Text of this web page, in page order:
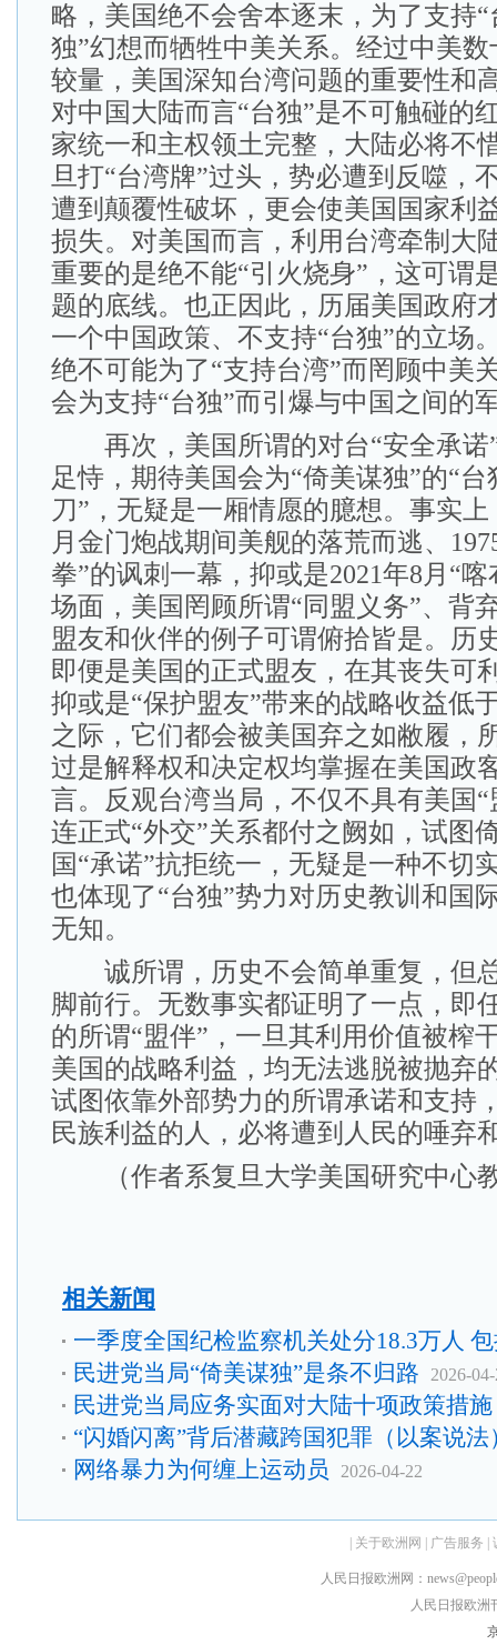
略，美国绝不会舍本逐末，为了支持“
独”幻想而牺牲中美关系。经过中美
较量，美国深知台湾问题的重要性和
对中国大陆而言“台独”是不可触碰的
家统一和主权领土完整，大陆必将不
旦打“台湾牌”过头，势必遭到反噬，
遭到颠覆性破坏，更会使美国国家利
损失。对美国而言，利用台湾牵制大
重要的是绝不能“引火烧身”，这可谓
题的底线。也正因此，历届美国政府
一个中国政策、不支持“台独”的立场
绝不可能为了“支持台湾”而罔顾中美
会为支持“台独”而引爆与中国之间的
再次，美国所谓的对台“安全承诺
足恃，期待美国会为“倚美谋独”的“台
刀”，无疑是一厢情愿的臆想。事实上
月金门炮战期间美舰的落荒而逃、
拳”的讽刺一幕，抑或是2021年8月“
场面，美国罔顾所谓“同盟义务”、背
盟友和伙伴的例子可谓俯拾皆是。历
即便是美国的正式盟友，在其丧失可
抑或是“保护盟友”带来的战略收益低
之际，它们都会被美国弃之如敝履，
过是解释权和决定权均掌握在美国政
言。反观台湾当局，不仅不具有美国
连正式“外交”关系都付之阙如，试图
国“承诺”抗拒统一，无疑是一种不切
也体现了“台独”势力对历史教训和国
无知。
诚所谓，历史不会简单重复，但
脚前行。无数事实都证明了一点，即
的所谓“盟伴”，一旦其利用价值被榨
美国的战略利益，均无法逃脱被抛弃
试图依靠外部势力的所谓承诺和支持
民族利益的人，必将遭到人民的唾弃
（作者系复旦大学美国研究中心
相关新闻
一季度全国纪检监察机关处分18.3万人
民进党当局“倚美谋独”是条不归路 2026-
民进党当局应务实面对大陆十项政策措施
“闪婚闪离”背后潜藏跨国犯罪（以案说法
网络暴力为何缠上运动员
2026-04-22
关于欧洲网 广告服务
人民日报欧洲网：
人民日报欧洲